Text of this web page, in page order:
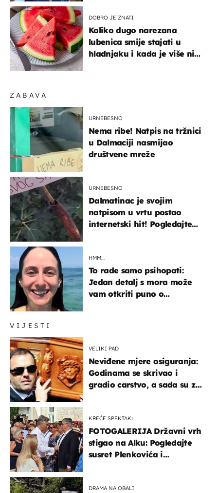
VIJESTI
VELIKI PAD
Neviđene mjere osiguranja:
Godinama se skrivao i
gradio carstvo, a sada su za
KREĆE SPEKTAKL
FOTOGALERIJA Državni vrh
stigao na Alku: Pogledajte
susret Plenkovića i
DRAMA NA OBALI
ZABAVA
URNEBESNO
Nema ribe! Natpis na tržnici
u Dalmaciji nasmijao
društvene mreže
URNEBESNO
Dalmatinac je svojim
natpisom u vrtu postao
internetski hit! Pogledajte
HMM…
To rade samo psihopati:
Jedan detalj s mora može
vam otkriti puno o
DOBRO JE ZNATI
Koliko dugo narezana
lubenica smije stajati u
hladnjaku i kada je više nije